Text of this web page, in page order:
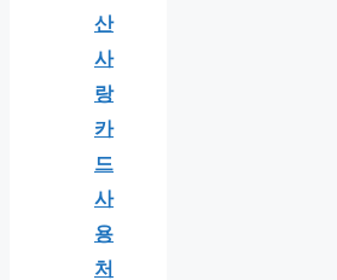
산
사
랑
카
드
사
용
처